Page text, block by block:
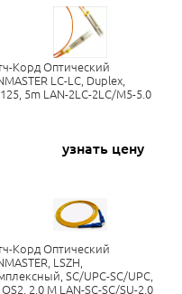
Корд Оптический
LC-LC, Duplex,
5m LAN-2LC-2LC/M5-5.0
узнать цену
Корд Оптический
LSZH,
SC/UPC-SC/UPC,
OS2, 2.0 М LAN-SC-SC/SU-2.0